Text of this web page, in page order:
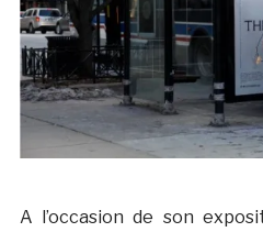
A l’occasion de son